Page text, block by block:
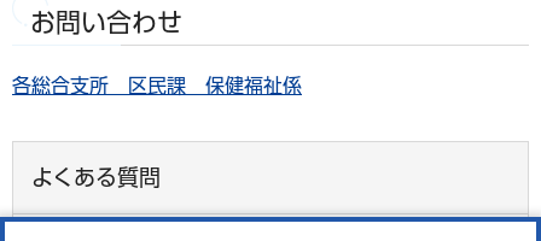
お問い合わせ
各総合支所 区民課 保健福祉係
よくある質問